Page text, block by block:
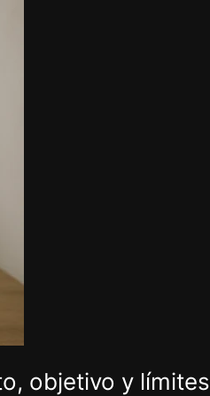
objetivo y límites